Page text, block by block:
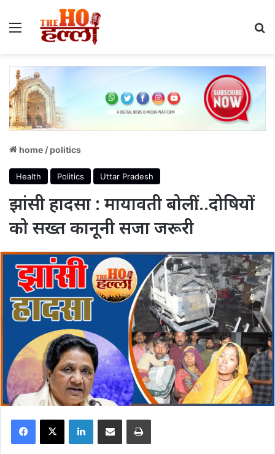
Menu
home /politics
Health Politics Uttar Pradesh
झांसी हादसा : मायावती बोलीं…दोषियों
को सख्त कानूनी सजा जरूरी
Facebook
X LinkedInShare via Email Print